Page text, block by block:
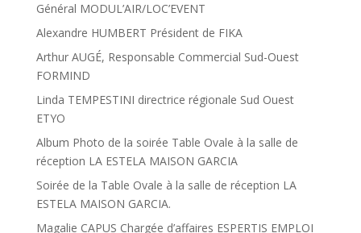
Général MODUL’AIR/LOC’EVENT
Alexandre HUMBERT Président de FIKA
Arthur AUGÉ, Responsable Commercial Sud-Ouest
FORMIND
Linda TEMPESTINI directrice régionale Sud Ouest
ETYO
Album Photo de la soirée Table Ovale à la salle de
réception LA ESTELA MAISON GARCIA
Soirée de la Table Ovale à la salle de réception LA
ESTELA MAISON GARCIA.
Magalie CAPUS Chargée d’affaires ESPERTIS EMPLOI